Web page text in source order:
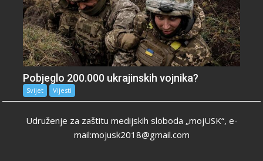
Pobjeglo 200.000 ukrajinskih vojnika?
Svijet Vijesti
Udruženje za zaštitu medijskih sloboda „mojUSK“, e-
mail:mojusk2018@gmail.com